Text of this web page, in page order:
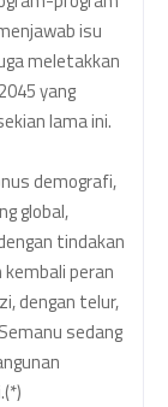
isu
meletakkan
yang
lama ini.
demografi,
global,
tindakan
peran
dengan telur,
sedang